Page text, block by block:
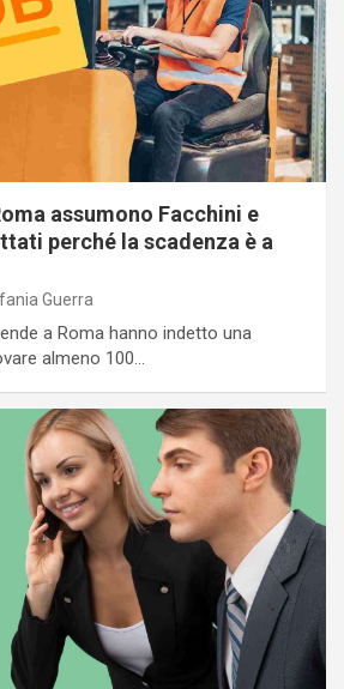
assumono Facchini e
perché la scadenza è a
Guerra
a Roma hanno indetto una
almeno 100…